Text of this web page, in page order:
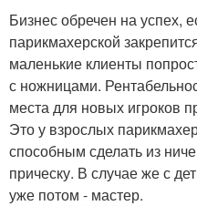
Бизнес обречен на успех,
парикмахерской
маленькие клиенты
с ножницами.
места для новых игроков
Это у взрослых
способным сделать из
прическу. В случае же с
уже потом - мастер.